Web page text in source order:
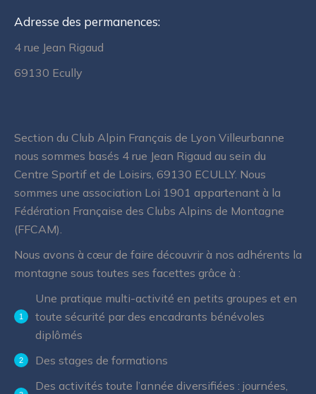
Adresse des permanences:
4 rue Jean Rigaud
69130 Ecully
Section du Club Alpin Français de Lyon Villeurbanne
nous sommes basés 4 rue Jean Rigaud au sein du
Centre Sportif et de Loisirs, 69130 ECULLY. Nous
sommes une association Loi 1901 appartenant à la
Fédération Française des Clubs Alpins de Montagne
(FFCAM).
Nous avons à cœur de faire découvrir à nos adhérents la
montagne sous toutes ses facettes grâce à :
Une pratique multi-activité en petits groupes et en
toute sécurité par des encadrants bénévoles
diplômés
Des stages de formations
Des activités toute l’année diversifiées : journées,